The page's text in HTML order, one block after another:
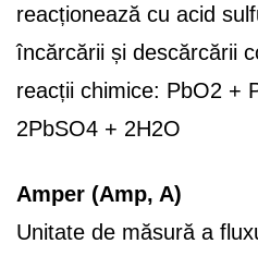
reacționează cu acid
încărcării și descărcării
reacții chimice: PbO2 +
2PbSO4 + 2H2O
Amper (Amp, A)
Unitate de măsură a